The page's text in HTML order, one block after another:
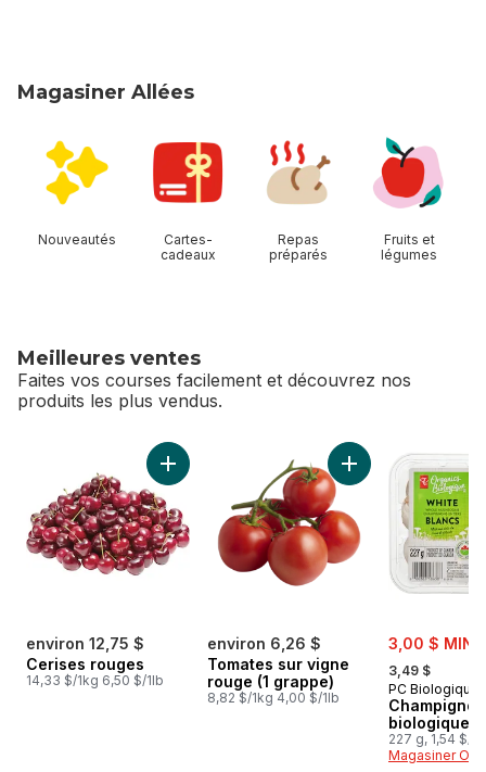
Magasiner Allées
Nouveautés
Cartes-
cadeaux
Repas
préparés
Fruits et
légumes
Meilleures ventes
Faites vos courses facilement et découvrez nos
produits les plus vendus.
sauter Meilleures ventes
environ 12,75 $
Cerises rouges
14,33 $/1kg 6,50 $/1lb
Ajouter Cerises rouges au panier
environ 6,26 $
Tomates sur vigne
rouge (1 grappe)
8,82 $/1kg 4,00 $/1lb
Ajouter Tomates
sale:
3,00 $ MIN
, formerly:
3,49 $
PC Biologique
biologiques
227 g, 1,54 $/
Magasiner